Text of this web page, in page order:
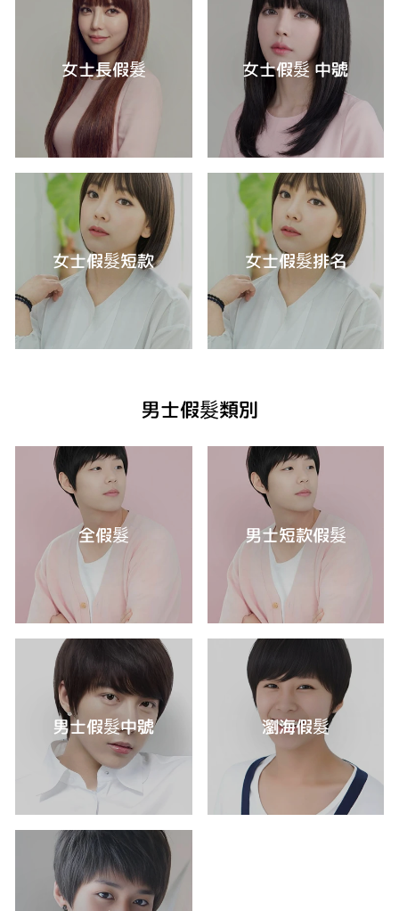
女士長假髮 女士假髮 中號
女士假髮短款 女士假髮排名
男士假髮類別
全假髮 男士短款假髮
男士假髮中號 瀏海假髮